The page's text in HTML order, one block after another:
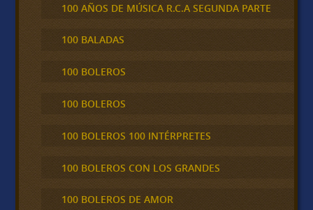
100 AÑOS DE MÚSICA R.C.A SEGUNDA PARTE
100 BALADAS
100 BOLEROS
100 BOLEROS
100 BOLEROS 100 INTÉRPRETES
100 BOLEROS CON LOS GRANDES
100 BOLEROS DE AMOR